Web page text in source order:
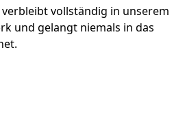
vollständig in unserem
und gelangt niemals in das